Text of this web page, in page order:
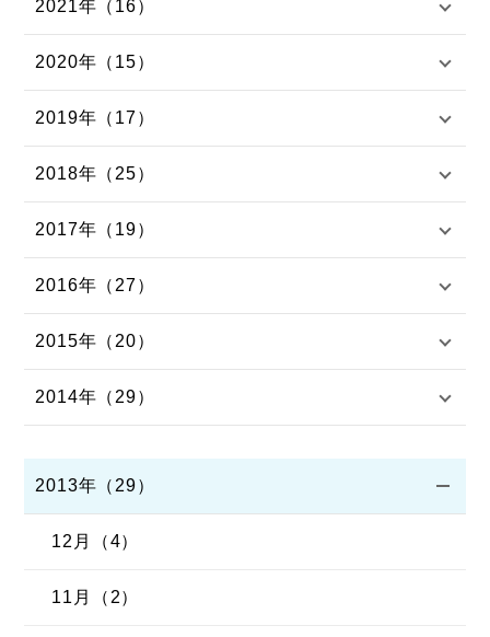
2021年（16）
2020年（15）
2019年（17）
2018年（25）
2017年（19）
2016年（27）
2015年（20）
2014年（29）
2013年（29）
12月（4）
11月（2）